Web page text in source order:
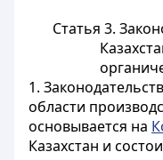
Статья 3.
1.
области
основывается на
Казахстан и